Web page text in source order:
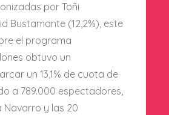
por Toñi
Bustamante (12,2%), este
el programa
obtuvo un
un 13,1% de cuota de
a 789.000 espectadores,
Navarro y las 20